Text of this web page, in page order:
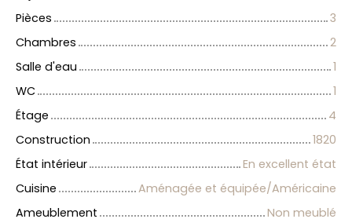
Pièces
3
Chambres
2
Salle d'eau
1
WC
1
Étage
4
Construction
1820
État intérieur
En excellent état
Cuisine
Aménagée et équipée/Américaine
Ameublement
Non meublé